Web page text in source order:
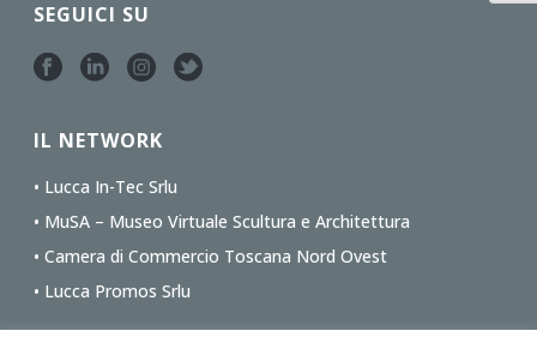
SEGUICI SU
IL NETWORK
• Lucca In-Tec Srlu
• MuSA – Museo Virtuale Scultura e Architettura
• Camera di Commercio Toscana Nord Ovest
• Lucca Promos Srlu